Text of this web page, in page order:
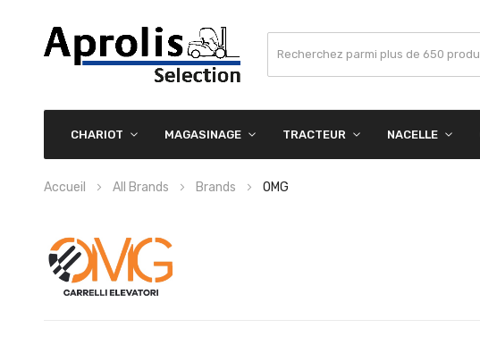
CHARIOT MAGASINAGE TRACTEUR NACELLE
Accueil All Brands Brands OMG